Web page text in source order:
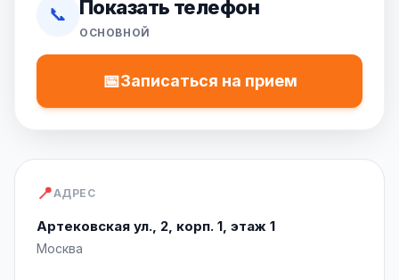
📞 Показать телефон
ОСНОВНОЙ
📅Записаться на прием
📍АДРЕС
Артековская ул., 2, корп. 1, этаж 1
Москва